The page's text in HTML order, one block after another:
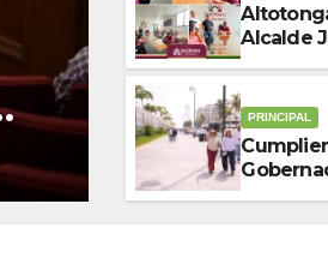
PRINCIPAL
Impulso
corredor
Festival
AGOSTO 5, 2026
Alcalde
PRINCIPAL